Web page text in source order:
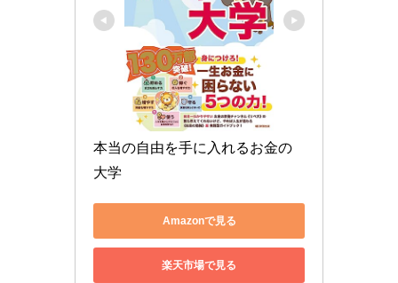
本当の自由を手に入れるお金の
大学
Amazonで見る
楽天市場で見る